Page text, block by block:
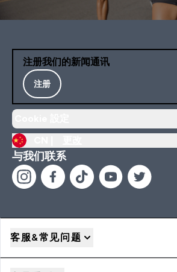
注册我们的新闻通讯
注册
与我们联系
客服&常见问题